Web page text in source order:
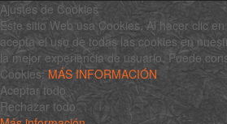
Ajustes de Cookies
Este sitio Web usa Cookies. Al hacer clic
acepta el uso de todas las cookies en
la mejor experiencia de usuario. Puede
Cookies:MÁS INFORMACIÓN
Aceptar todo
Rechazar todo